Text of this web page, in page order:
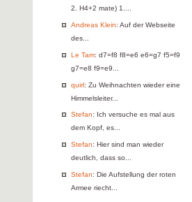
2. H4+2 mate) 1....
Andreas Klein: Auf der Webseite
des...
Le Tam: d7=f8 f8=e6 e6=g7 f5=f9
g7=e8 f9=e9...
quirl: Zu Weihnachten wieder eine
Himmelsleiter...
Stefan: Ich versuche es mal aus
dem Kopf, es...
Stefan: Hier sind man wieder
deutlich, dass so...
Stefan: Die Aufstellung der roten
Armee riecht...